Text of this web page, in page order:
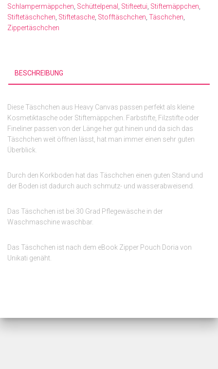
Schlampermäppchen Schüttelpenal Stifteetui Stiftemäppchen
Stiftetäschchen Stiftetasche Stofftäschchen Täschchen
Zippertäschchen
BESCHREIBUNG
Diese Täschchen aus Heavy Canvas passen perfekt als kleine
Kosmetiktasche oder Stiftemäppchen. Farbstifte, Filzstifte oder
Fineliner passen von der Länge her gut hinein und da sich das
Täschchen weit öffnen lässt, hat man immer einen sehr guten
Überblick.
Durch den Korkboden hat das Täschchen einen guten Stand und
der Boden ist dadurch auch schmutz- und wasserabweisend.
Das Täschchen ist bei 30 Grad Pflegewäsche in der
Waschmaschine waschbar.
Das Täschchen ist nach dem eBook Zipper Pouch Doria von
Unikati genäht.